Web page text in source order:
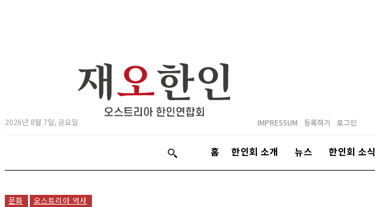
2026년 8월 7일, 금요일 IMPRESSUM 등록하기 로그인
홈 한인회 소개 뉴스 한인회 소식
문화 오스트리아 역사